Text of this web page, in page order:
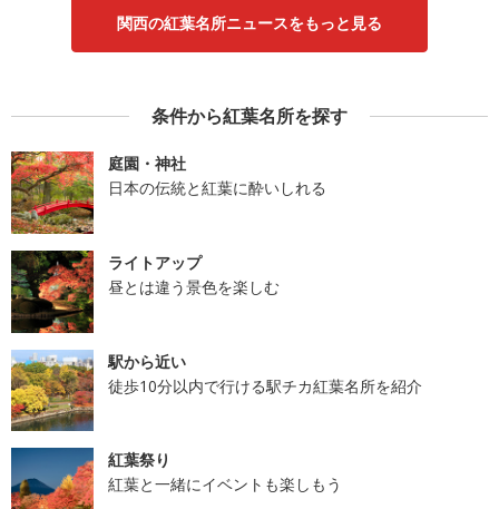
関西の紅葉名所ニュースをもっと見る
条件から紅葉名所を探す
庭園・神社
日本の伝統と紅葉に酔いしれる
ライトアップ
昼とは違う景色を楽しむ
駅から近い
徒歩10分以内で行ける駅チカ紅葉名所を紹介
紅葉祭り
紅葉と一緒にイベントも楽しもう